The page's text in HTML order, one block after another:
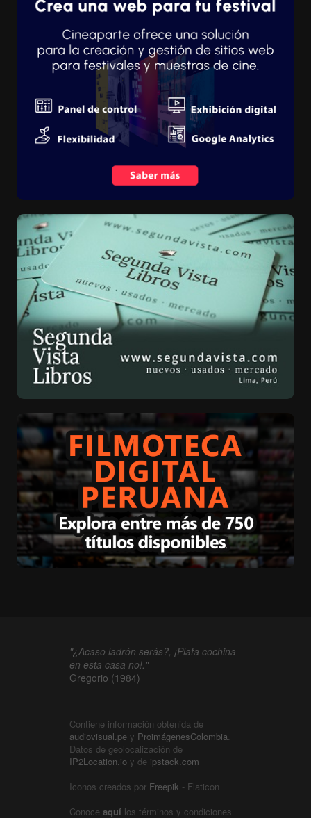
"¿Acaso ladrón serás?, ¡Plata cochina
en esta casa no!."
Gregorio (1984)
Contiene información obtenida de
audiovisual.pe y ProimágenesColombia.
Datos de geolocalización de
IP2Location.io y de ipstack.com
Iconos creados por Freepik - Flaticon
Conoce aquí los términos y condiciones